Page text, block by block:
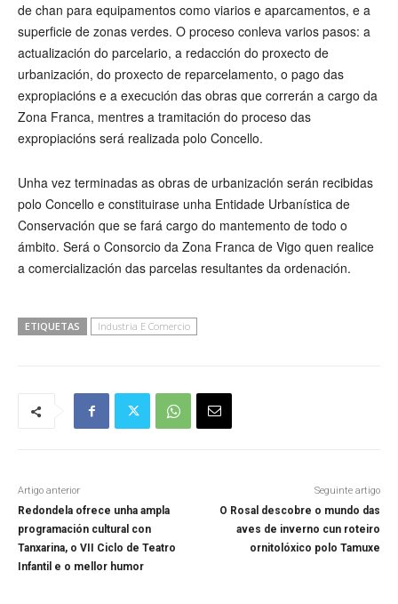
de chan para equipamentos como viarios e aparcamentos, e a
superficie de zonas verdes. O proceso conleva varios pasos: a
actualización do parcelario, a redacción do proxecto de
urbanización, do proxecto de reparcelamento, o pago das
expropiacións e a execución das obras que correrán a cargo da
Zona Franca, mentres a tramitación do proceso das
expropiacións será realizada polo Concello.
Unha vez terminadas as obras de urbanización serán recibidas
polo Concello e constituirase unha Entidade Urbanística de
Conservación que se fará cargo do mantemento de todo o
ámbito. Será o Consorcio da Zona Franca de Vigo quen realice
a comercialización das parcelas resultantes da ordenación.
ETIQUETAS Industria E Comercio
Artigo anterior
Redondela ofrece unha ampla
programación cultural con
Tanxarina, o VII Ciclo de Teatro
Infantil e o mellor humor
Seguinte artigo
O Rosal descobre o mundo das
aves de inverno cun roteiro
ornitolóxico polo Tamuxe